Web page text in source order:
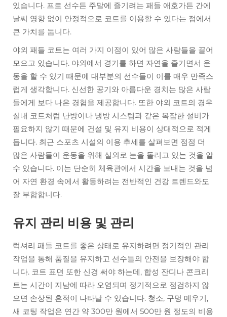
있습니다. 프로 선수든 주말에 즐기려는 패들 애호가든 간에
날씨 영향 없이 안정적으로 코트를 이용할 수 있다는 점에서
큰 가치를 둡니다.
야외 패들 코트는 여러 가지 이점이 있어 많은 사람들을 끌어
모으고 있습니다. 야외에서 경기를 하면 자연을 즐기면서 운
동을 할 수 있기 때문에 대부분의 선수들이 이를 매우 만족스
럽게 생각합니다. 신선한 공기와 아름다운 경치는 많은 사람
들에게 보다 나은 경험을 제공합니다. 또한 야외 코트의 경우
실내 코트처럼 난방이나 냉방 시스템과 같은 복잡한 설비가
필요하지 않기 때문에 건설 및 유지 비용이 상대적으로 적게
듭니다. 최근 스포츠 시설의 이용 추세를 살펴보면 점점 더
많은 사람들이 운동을 위해 실외로 눈을 돌리고 있는 것을 알
수 있습니다. 이는 단순히 체육관에서 시간을 보내는 것을 넘
어 자연 환경 속에서 활동하려는 전반적인 건강 트렌드와도
잘 부합합니다.
유지 관리 비용 및 관리
럭셔리 패들 코트를 좋은 상태로 유지하려면 정기적인 관리
작업을 통해 품질을 유지하고 선수들의 안전을 보장해야 합
니다. 코트 표면 또한 신경 써야 하는데, 합성 잔디나 콘크리
트는 시간이 지남에 따라 오염되며 정기적으로 점검하지 않
으면 손상된 흔적이 나타날 수 있습니다. 청소, 구멍 메우기,
새 코팅 작업은 연간 약 300만 원에서 500만 원 정도의 비용